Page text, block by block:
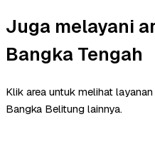
Juga melayani
Bangka Tengah
Klik area untuk melihat
Bangka Belitung lainnya.